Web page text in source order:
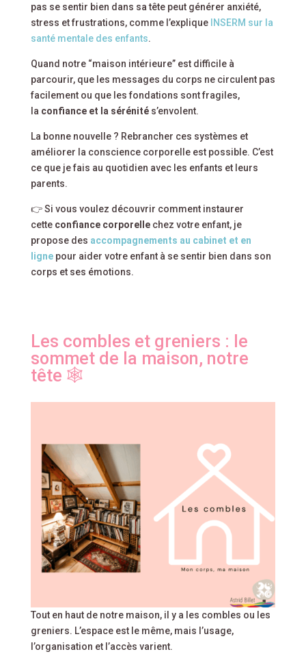
pas se sentir bien dans sa tête peut générer anxiété,
stress et frustrations, comme l’explique INSERM sur la
santé mentale des enfants.
Quand notre “maison intérieure” est difficile à
parcourir, que les messages du corps ne circulent pas
facilement ou que les fondations sont fragiles,
la confiance et la sérénités’envolent.
La bonne nouvelle ? Rebrancher ces systèmes et
améliorer la conscience corporelle est possible. C’est
ce que je fais au quotidien avec les enfants et leurs
parents.
👉 Si vous voulez découvrir comment instaurer
cette confiance corporellechez votre enfant, je
propose des accompagnements au cabinet et en
lignepour aider votre enfant à se sentir bien dans son
corps et ses émotions.
Les combles et greniers : le
sommet de la maison, notre
tête 🕸️
Tout en haut de notre maison, il y a les combles ou les
greniers. L’espace est le même, mais l’usage,
l’organisation et l’accès varient.